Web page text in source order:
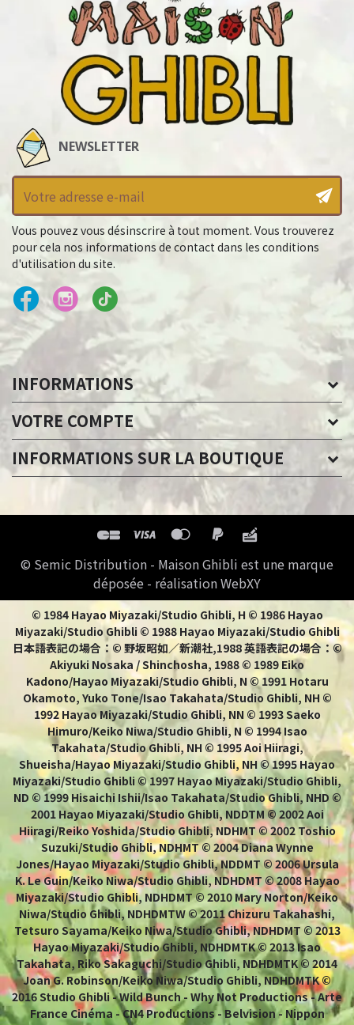
NEWSLETTER
Vous pouvez vous désinscrire à tout moment. Vous trouverez
pour cela nos informations de contact dans les conditions
d'utilisation du site.
INFORMATIONS
VOTRE COMPTE
INFORMATIONS SUR LA BOUTIQUE
© Semic Distribution - Maison Ghibli est une marque
déposée - réalisation WebXY
© 1984 Hayao Miyazaki/Studio Ghibli, H © 1986 Hayao
Miyazaki/Studio Ghibli © 1988 Hayao Miyazaki/Studio Ghibli
日本語表記の場合：© 野坂昭如／新潮社,1988 英語表記の場合：©
Akiyuki Nosaka / Shinchosha, 1988 © 1989 Eiko
Kadono/Hayao Miyazaki/Studio Ghibli, N © 1991 Hotaru
Okamoto, Yuko Tone/Isao Takahata/Studio Ghibli, NH ©
1992 Hayao Miyazaki/Studio Ghibli, NN © 1993 Saeko
Himuro/Keiko Niwa/Studio Ghibli, N © 1994 Isao
Takahata/Studio Ghibli, NH © 1995 Aoi Hiiragi,
Shueisha/Hayao Miyazaki/Studio Ghibli, NH © 1995 Hayao
Miyazaki/Studio Ghibli © 1997 Hayao Miyazaki/Studio Ghibli,
ND © 1999 Hisaichi Ishii/Isao Takahata/Studio Ghibli, NHD ©
2001 Hayao Miyazaki/Studio Ghibli, NDDTM © 2002 Aoi
Hiiragi/Reiko Yoshida/Studio Ghibli, NDHMT © 2002 Toshio
Suzuki/Studio Ghibli, NDHMT © 2004 Diana Wynne
Jones/Hayao Miyazaki/Studio Ghibli, NDDMT © 2006 Ursula
K. Le Guin/Keiko Niwa/Studio Ghibli, NDHDMT © 2008 Hayao
Miyazaki/Studio Ghibli, NDHDMT © 2010 Mary Norton/Keiko
Niwa/Studio Ghibli, NDHDMTW © 2011 Chizuru Takahashi,
Tetsuro Sayama/Keiko Niwa/Studio Ghibli, NDHDMT © 2013
Hayao Miyazaki/Studio Ghibli, NDHDMTK © 2013 Isao
Takahata, Riko Sakaguchi/Studio Ghibli, NDHDMTK © 2014
Joan G. Robinson/Keiko Niwa/Studio Ghibli, NDHDMTK ©
2016 Studio Ghibli - Wild Bunch - Why Not Productions - Arte
France Cinéma - CN4 Productions - Belvision - Nippon